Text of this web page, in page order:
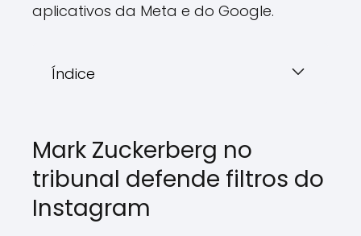
aplicativos da Meta e do Google.
Índice
Mark Zuckerberg no
tribunal defende filtros do
Instagram